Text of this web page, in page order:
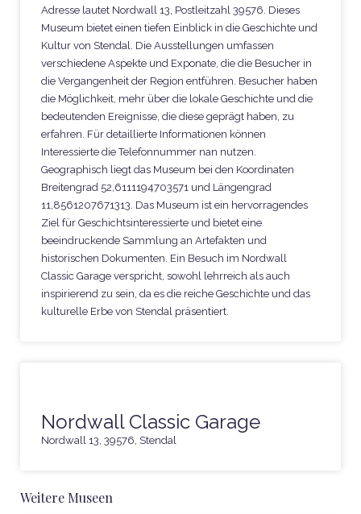
Adresse lautet Nordwall 13, Postleitzahl 39576. Dieses
Museum bietet einen tiefen Einblick in die Geschichte und
Kultur von Stendal. Die Ausstellungen umfassen
verschiedene Aspekte und Exponate, die die Besucher in
die Vergangenheit der Region entführen. Besucher haben
die Möglichkeit, mehr über die lokale Geschichte und die
bedeutenden Ereignisse, die diese geprägt haben, zu
erfahren. Für detaillierte Informationen können
Interessierte die Telefonnummer nan nutzen.
Geographisch liegt das Museum bei den Koordinaten
Breitengrad 52,6111194703571 und Längengrad
11,8561207671313. Das Museum ist ein hervorragendes
Ziel für Geschichtsinteressierte und bietet eine
beeindruckende Sammlung an Artefakten und
historischen Dokumenten. Ein Besuch im Nordwall
Classic Garage verspricht, sowohl lehrreich als auch
inspirierend zu sein, da es die reiche Geschichte und das
kulturelle Erbe von Stendal präsentiert.
Nordwall Classic Garage
Nordwall 13, 39576, Stendal
Weitere Museen